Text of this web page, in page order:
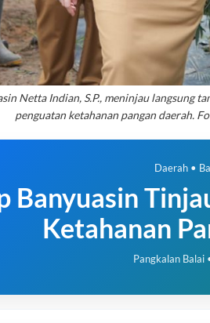
Netta Indian, S.P., meninjau langsung
penguatan ketahanan pangan daerah.
Daerah •
Banyuasin
Ketahanan
Pangkalan Balai